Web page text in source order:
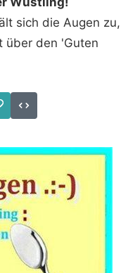
sich die Augen zu,
über den 'Guten
Code